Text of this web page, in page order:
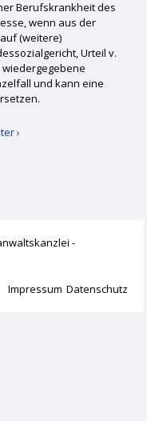
Berufskrankheit des
wenn aus der
(weitere)
Urteil v.
wiedergegebene
und kann eine
›
-
Datenschutz
Impressum